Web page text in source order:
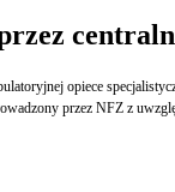
opiece
przez NFZ z